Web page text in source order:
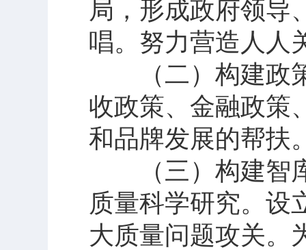
局，形成政府领导
唱。努力营造人人
（二）构建政策
收政策、金融政策
和品牌发展的帮扶
（三）构建智库
质量科学研究。设
大质量问题攻关。